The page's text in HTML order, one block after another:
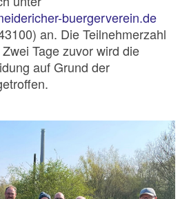
buergerverein.de
an. Die Teilnehmerzahl
Tage zuvor wird die
auf Grund der